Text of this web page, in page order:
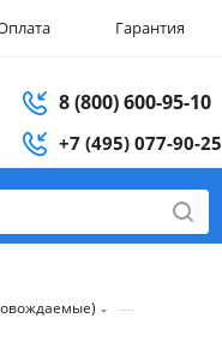
Гарантия
8 (800) 600-95-10
+7 (495) 077-90-25
—